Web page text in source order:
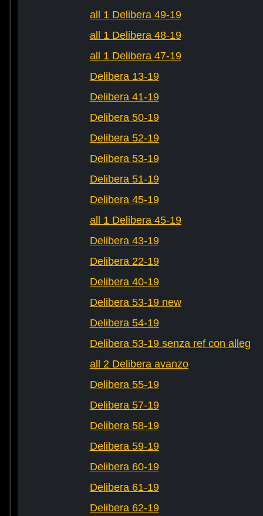
all 1 Delibera 49-19
all 1 Delibera 48-19
all 1 Delibera 47-19
Delibera 13-19
Delibera 41-19
Delibera 50-19
Delibera 52-19
Delibera 53-19
Delibera 51-19
Delibera 45-19
all 1 Delibera 45-19
Delibera 43-19
Delibera 22-19
Delibera 40-19
Delibera 53-19 new
Delibera 54-19
Delibera 53-19 senza ref con alleg
all 2 Delibera avanzo
Delibera 55-19
Delibera 57-19
Delibera 58-19
Delibera 59-19
Delibera 60-19
Delibera 61-19
Delibera 62-19